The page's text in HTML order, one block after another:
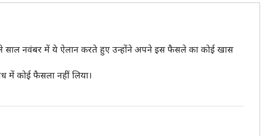
साल नवंबर में ये ऐलान करते हुए उन्होंने अपने इस फैसले का कोई खास
में कोई फैसला नहीं लिया।